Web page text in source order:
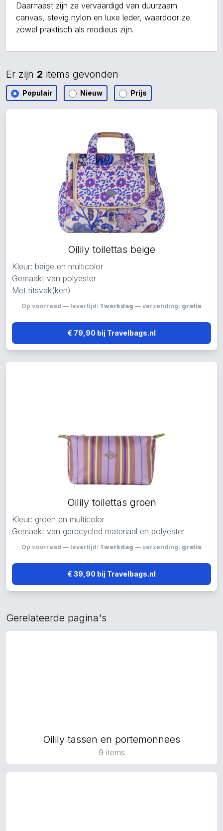
Daarnaast zijn ze vervaardigd van duurzaam
canvas, stevig nylon en luxe leder, waardoor ze
zowel praktisch als modieus zijn.
Er zijn 2 items gevonden
Populair Nieuw Prijs
Oilily toilettas beige
Kleur: beige en multicolor
Gemaakt van polyester
Met ritsvak(ken)
Op voorraad — levertijd: 1 werkdag — verzending: gratis
€ 79,90 bij Travelbags.nl
Oilily toilettas groen
Kleur: groen en multicolor
Gemaakt van gerecycled materiaal en polyester
Op voorraad — levertijd: 1 werkdag — verzending: gratis
€ 39,90 bij Travelbags.nl
Gerelateerde pagina's
Oilily tassen en portemonnees
9 items